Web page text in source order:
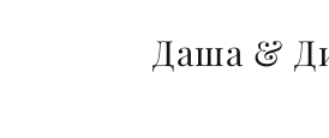
Даша &